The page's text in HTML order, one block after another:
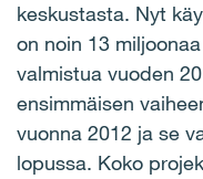
keskustasta. Nyt
on noin 13
valmistua vuoden
ensimmäisen
vuonna 2012 ja se
lopussa. Koko